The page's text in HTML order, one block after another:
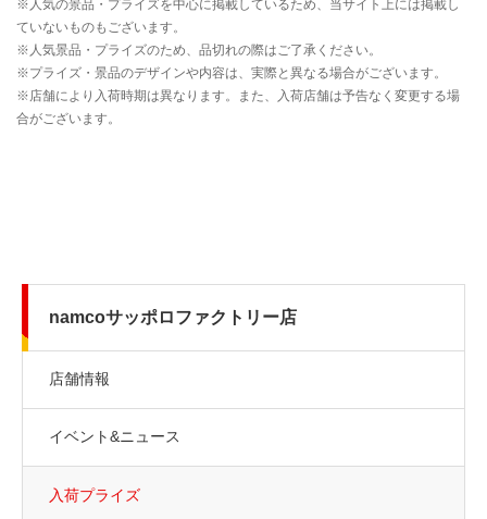
namcoサッポロファクトリー店
店舗情報
イベント&ニュース
入荷プライズ